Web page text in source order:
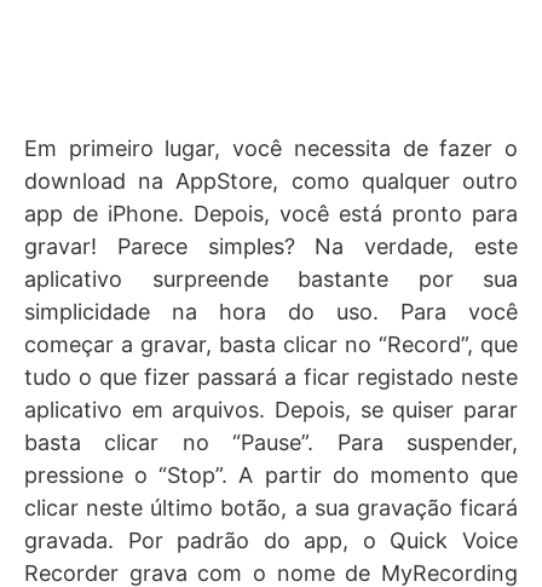
Em primeiro lugar, você necessita de fazer o
download na AppStore, como qualquer outro
app de iPhone. Depois, você está pronto para
gravar! Parece simples? Na verdade, este
aplicativo surpreende bastante por sua
simplicidade na hora do uso. Para você
começar a gravar, basta clicar no “Record”, que
tudo o que fizer passará a ficar registado neste
aplicativo em arquivos. Depois, se quiser parar
basta clicar no “Pause”. Para suspender,
pressione o “Stop”. A partir do momento que
clicar neste último botão, a sua gravação ficará
gravada. Por padrão do app, o Quick Voice
Recorder grava com o nome de MyRecording